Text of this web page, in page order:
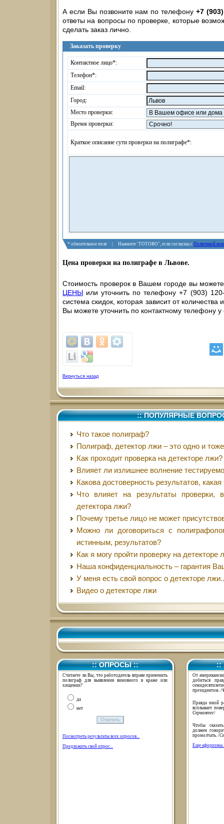
А если Вы позвоните нам по телефону +7
ответы на вопросы по проверке, которые
сделать заказ лично.
Заказать проверку
Контактное лицо*:
Телефон*:
Email:
Город:
Место проверки:
Время проверки:
Краткое описание сути проверки на полиграфе*:
* обязательное поле | Нажмите "ГОТОВО", если согласны с Политикой
Цена проверки на полиграфе в Львове.
Стоимость проверок в Вашем городе вы
ЦЕНЫ или уточнить по телефону +7 (903)
система скидок, которая зависит от
Вы можете уточнить по контактному телефону у
Вернуться назад
:: ПОПУЛЯРНЫЕ
Что такое полиграф?
Полиграф, детектор лжи – это одно и
Как проходит проверка на детекторе лжи?
Влияет ли излишнее волнение
Какова достоверность результатов,
Что влияет на результаты проверки,
детектора лжи?
Почему третье лицо не может
Можно ли договориться с
истинным, результатов?
Как я могу пройти проверку на детекторе
Наша конфиденциальность – гарантия
У меня есть свой вопрос о детекторе
Видео о детекторе лжи
:: ОПРОСЫ ::
Считаете ли Вы, что работодатель вправе применить
полиграф для выявления виновного в краже или
хищении?
да
нет
Посмотреть результаты всех опросов...
Предложить свой опрос...
::
От
добиться
президентом. /
Правда иной
всплывает
Сервантес/
Чтобы
должен
промолчать. /
Еще